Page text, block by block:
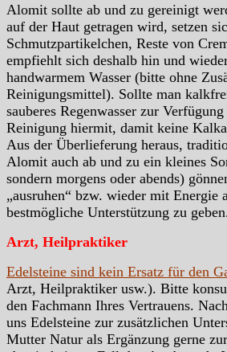
Alomit sollte ab und zu gereinigt
auf der Haut getragen wird, setzen
Schmutzpartikelchen, Reste von
empfiehlt sich deshalb hin und
handwarmem Wasser (bitte ohne
Reinigungsmittel). Sollte man
sauberes Regenwasser zur
Reinigung hiermit, damit keine
Aus der Überlieferung heraus,
Alomit auch ab und zu ein kleines
sondern morgens oder abends)
„ausruhen“ bzw. wieder mit Energie
bestmögliche Unterstützung zu
Arzt, Heilpraktiker
Edelsteine sind kein Ersatz für den
Arzt, Heilpraktiker usw.). Bitte
den Fachmann Ihres Vertrauens.
uns Edelsteine zur zusätzlichen
Mutter Natur als Ergänzung gerne